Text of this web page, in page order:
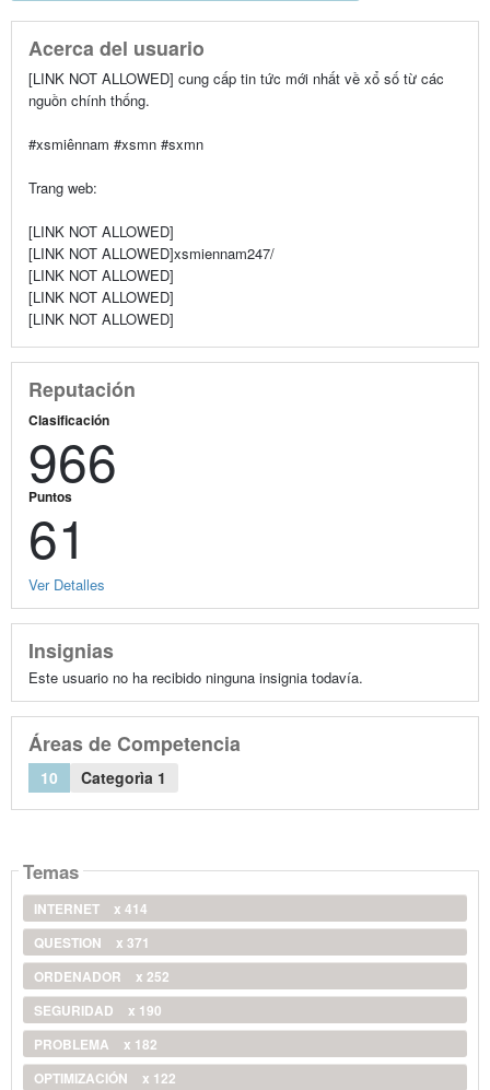
Acerca del usuario
[LINK NOT ALLOWED] cung cấp tin tức mới nhất về xổ số từ các
nguồn chính thống.
#xsmiênnam #xsmn #sxmn
Trang web:
[LINK NOT ALLOWED]
[LINK NOT ALLOWED]xsmiennam247/
[LINK NOT ALLOWED]
[LINK NOT ALLOWED]
[LINK NOT ALLOWED]
Reputación
Clasificación
966
Puntos
61
Ver Detalles
Insignias
Este usuario no ha recibido ninguna insignia todavía.
Áreas de Competencia
10 Categorìa 1
Temas
INTERNET
x 414
QUESTION
x 371
ORDENADOR
x 252
SEGURIDAD
x 190
PROBLEMA
x 182
OPTIMIZACIÓN
x 122